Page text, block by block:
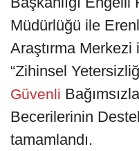
Müdürlüğü ile
Araştırma
“Zihinsel
Güvenli
Becerilerinin
tamamlandı.